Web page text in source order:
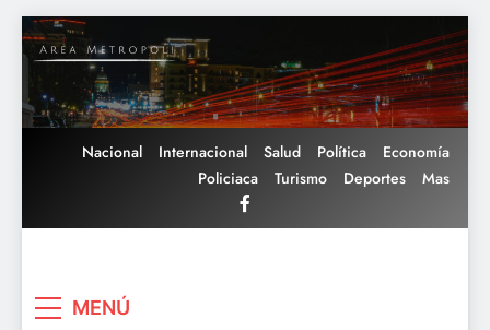
Saltar
al
contenido
Nacional Internacional Salud Política
Economía
Policiaca
Turismo Deportes Mas
MENÚ